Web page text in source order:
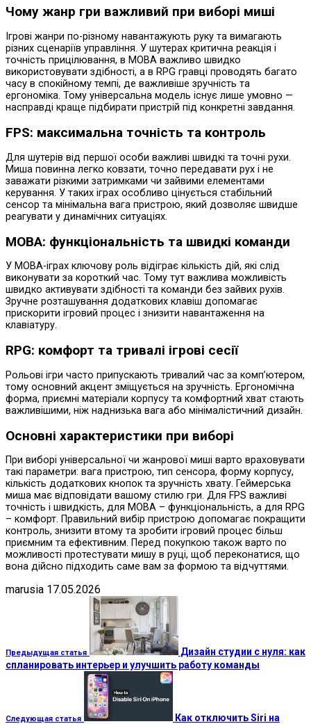
Чому жанр гри важливий при виборі миші
Ігрові жанри по-різному навантажують руку та вимагають
різних сценаріїв управління. У шутерах критична реакція і
точність прицілювання, в MOBA важливо швидко
використовувати здібності, а в RPG гравці проводять багато
часу в спокійному темпі, де важливіше зручність та
ергономіка. Тому універсальна модель існує лише умовно —
насправді краще підбирати пристрій під конкретні завдання.
FPS: максимальна точність та контроль
Для шутерів від першої особи важливі швидкі та точні рухи.
Миша повинна легко ковзати, точно передавати рух і не
заважати різкими затримками чи зайвими елементами
керування. У таких іграх особливо цінується стабільний
сенсор та мінімальна вага пристрою, який дозволяє швидше
реагувати у динамічних ситуаціях.
MOBA: функціональність та швидкі команди
У MOBA-іграх ключову роль відіграє кількість дій, які слід
виконувати за короткий час. Тому тут важлива можливість
швидко активувати здібності та команди без зайвих рухів.
Зручне розташування додаткових клавіш допомагає
прискорити ігровий процес і знизити навантаження на
клавіатуру.
RPG: комфорт та тривалі ігрові сесії
Рольові ігри часто припускають тривалий час за комп’ютером,
тому основний акцент зміщується на зручність. Ергономічна
форма, приємні матеріали корпусу та комфортний хват стають
важливішими, ніж наднизька вага або мінімалістичний дизайн.
Основні характеристики при виборі
При виборі універсальної чи жанрової миші варто враховувати
такі параметри: вага пристрою, тип сенсора, форму корпусу,
кількість додаткових кнопок та зручність хвату. Геймерська
миша має відповідати вашому стилю гри. Для FPS важливі
точність і швидкість, для MOBA – функціональність, а для RPG
– комфорт. Правильний вибір пристрою допомагає покращити
контроль, знизити втому та зробити ігровий процес більш
приємним та ефективним. Перед покупкою також варто по
можливості протестувати мишу в руці, щоб переконатися, що
вона дійсно підходить саме вам за формою та відчуттями.
marusia 17.05.2026
Предыдущая статья
Дизайн студии с нуля: как
спланировать интерьер и улучшить работу команды
Следующая статья
Как отключить Siri на